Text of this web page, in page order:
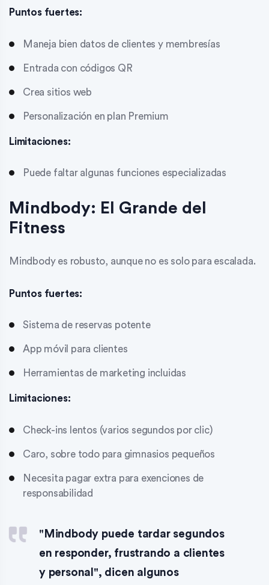
Puntos fuertes:
Maneja bien datos de clientes y membresías
Entrada con códigos QR
Crea sitios web
Personalización en plan Premium
Limitaciones:
Puede faltar algunas funciones especializadas
Mindbody: El Grande del
Fitness
Mindbody es robusto, aunque no es solo para escalada.
Puntos fuertes:
Sistema de reservas potente
App móvil para clientes
Herramientas de marketing incluidas
Limitaciones:
Check-ins lentos (varios segundos por clic)
Caro, sobre todo para gimnasios pequeños
Necesita pagar extra para exenciones de
responsabilidad
"Mindbody puede tardar segundos
en responder, frustrando a clientes
y personal", dicen algunos